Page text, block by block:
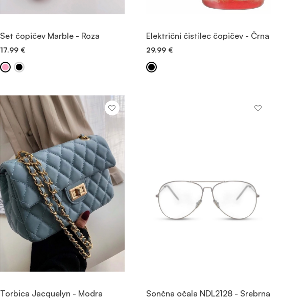
OGLED
Set čopičev Marble - Roza
17.99 €
OGLED
Električni čistilec čopičev - Črna
29.99 €
OGLED
Torbica Jacquelyn - Modra OGLED
Sončna očala NDL2128 - Srebrna